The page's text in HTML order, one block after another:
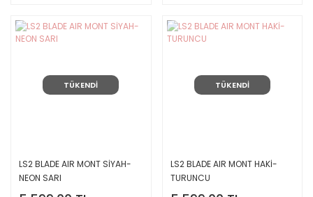
TÜKENDİ
LS2 BLADE AIR MONT SİYAH-
NEON SARI
TÜKENDİ
LS2 BLADE AIR MONT HAKİ-
TURUNCU